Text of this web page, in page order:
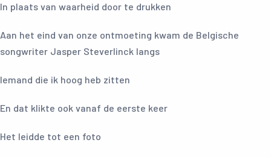
In plaats van waarheid door te drukken
Aan het eind van onze ontmoeting kwam de Belgische
songwriter Jasper Steverlinck langs
Iemand die ik hoog heb zitten
En dat klikte ook vanaf de eerste keer
Het leidde tot een foto